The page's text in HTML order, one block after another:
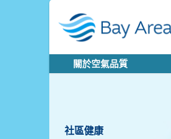
關於空氣品質
社區健康